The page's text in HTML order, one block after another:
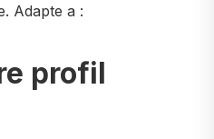
Adapte a :
profil